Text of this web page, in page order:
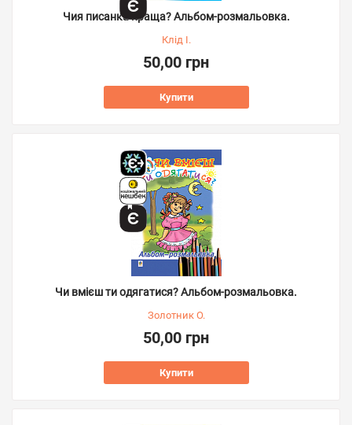
Чия писанка краща? Альбом-розмальовка.
Клід І.
50,00 грн
Купити
Чи вмієш ти одягатися? Альбом-розмальовка.
Золотник О.
50,00 грн
Купити